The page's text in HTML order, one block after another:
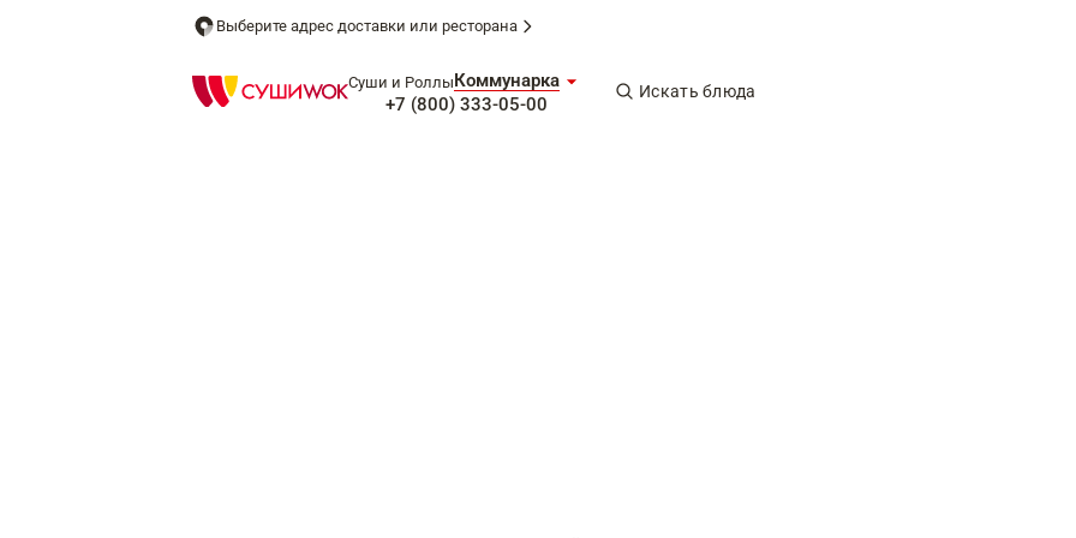
Выберите адрес доставки или ресторана
Суши и РоллыКоммунарка
+7 (800) 333-05-00
Искать блюда